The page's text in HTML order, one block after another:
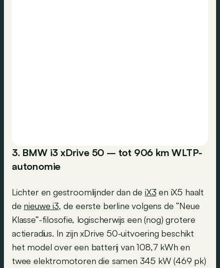
3. BMW i3 xDrive 50 – tot 906 km WLTP-
autonomie
Lichter en gestroomlijnder dan de iX3 en iX5 haalt
de nieuwe i3, de eerste berline volgens de “Neue
Klasse”-filosofie, logischerwijs een (nog) grotere
actieradius. In zijn xDrive 50-uitvoering beschikt
het model over een batterij van 108,7 kWh en
twee elektromotoren die samen 345 kW (469 pk)